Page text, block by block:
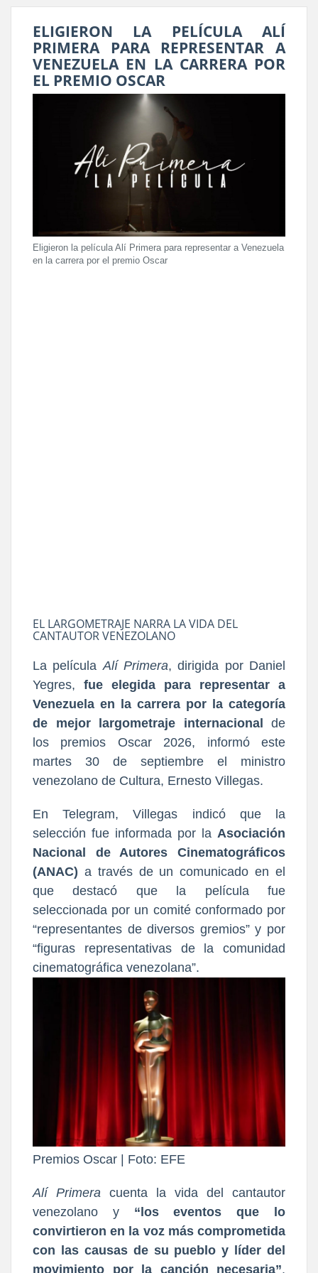
ELIGIERON LA PELÍCULA ALÍ
PRIMERA PARA REPRESENTAR A
VENEZUELA EN LA CARRERA POR
EL PREMIO OSCAR
Eligieron la película Alí Primera para representar a Venezuela
en la carrera por el premio Oscar
EL LARGOMETRAJE NARRA LA VIDA DEL
CANTAUTOR VENEZOLANO
La películaAlí Primera, dirigida por Daniel
Yegres,
fue elegida para representar a
Venezuela en la carrera por la categoría
de mejor largometraje internacional
de
los premios Oscar 2026, informó este
martes 30 de septiembre el ministro
venezolano de Cultura, Ernesto Villegas.
En Telegram, Villegas indicó que la
selección fue informada por la Asociación
Nacional de Autores Cinematográficos
(ANAC) a través de un comunicado en el
que destacó que la película fue
seleccionada por un comité conformado por
“representantes de diversos gremios” y por
“figuras representativas de la comunidad
cinematográfica venezolana”.
Premios Oscar | Foto: EFE
Alí Primera
cuenta la vida del cantautor
venezolano y
“los eventos que lo
convirtieron en la voz más comprometida
con las causas de su pueblo y líder del
movimiento por la canción necesaria”,